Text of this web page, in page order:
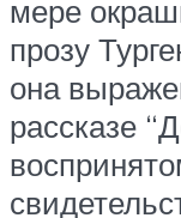
мере
прозу
она
рассказе